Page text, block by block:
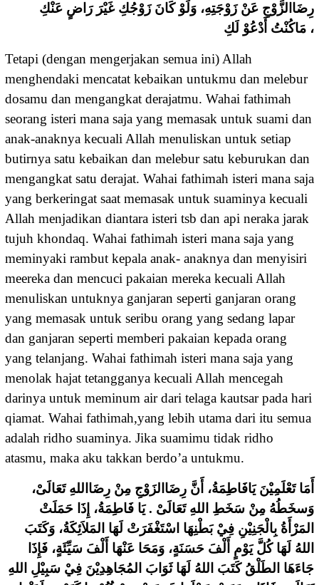
ﺭِﺿَﺎﺍﻟﺰَّﻭْﺝِ ﻋَﻦْ ﺯَﻭْﺟَﺘِﻪِ، ﻭَﻟَﻮْ ﻛَﺎﻥَ ﺯَﻭْﺟُﻚِ ﻏَﻴْﺮَ ﺭَﺍﺽٍ ﻋَﻨْﻚِ
ﻣَﺎﻛُﻨْﺖُ ﺃَﺩْﻋُﻮْ ﻟَﻚِ ،
Tetapi (dengan mengerjakan semua ini) Allah
menghendaki mencatat kebaikan untukmu dan melebur
dosamu dan mengangkat derajatmu. Wahai fathimah
seorang isteri mana saja yang memasak untuk suami dan
anak-anaknya kecuali Allah menuliskan untuk setiap
butirnya satu kebaikan dan melebur satu keburukan dan
mengangkat satu derajat. Wahai fathimah isteri mana saja
yang berkeringat saat memasak untuk suaminya kecuali
Allah menjadikan diantara isteri tsb dan api neraka jarak
tujuh khondaq. Wahai fathimah isteri mana saja yang
meminyaki rambut kepala anak- anaknya dan menyisiri
meereka dan mencuci pakaian mereka kecuali Allah
menuliskan untuknya ganjaran seperti ganjaran orang
yang memasak untuk seribu orang yang sedang lapar
dan ganjaran seperti memberi pakaian kepada orang
yang telanjang. Wahai fathimah isteri mana saja yang
menolak hajat tetangganya kecuali Allah mencegah
darinya untuk meminum air dari telaga kautsar pada hari
qiamat. Wahai fathimah,yang lebih utama dari itu semua
adalah ridho suaminya. Jika suamimu tidak ridho
atasmu, maka aku takkan berdo’a untukmu.
ﺃَﻣَﺎ ﺗَﻌْﻠَﻤِﻴْﻦَ ﻳَﺎﻓَﺎﻃِﻤَﺔُ، ﺃَﻥَّ ﺭِﺿَﺎﺍﻟﺰَﻭْﺝِ ﻣِﻦْ ﺭِﺿَﺎﺍﻟﻠﻪِ ﺗَﻌَﺎﻟَﻰْ،
ﻭَﺳﺨَﻄُﻪُ ﻣِﻦْ ﺳَﺨَﻂِ ﺍﻟﻠﻪِ ﺗَﻌَﺎﻟَﻰْ . ﻳَﺎ ﻓَﺎﻃِﻤَﺔُ، ﺇِﺫَﺍ ﺣَﻤَﻠَﺖْ
ﺍﻟﻤَﺮْﺃَﺓُ ﺑِﺎﻟْﺠَﻨِﻴْﻦِ ﻓِﻲْ ﺑَﻄْﻨِﻬَﺎ ﺍﺳْﺘَﻐْﻔَﺮَﺕْ ﻟَﻬَﺎ ﺍﻟﻤَﻼَﺋِﻜَﺔُ، ﻭَﻛَﺘَﺐَ
ﺍﻟﻠﻪُ ﻟَﻬَﺎ ﻛُﻞَّ ﻳَﻮْﻡٍ ﺃَﻟْﻒَ ﺣَﺴَﻨَﺔٍ، ﻭَﻣَﺤَﺎ ﻋَﻨْﻬَﺎ ﺃَﻟْﻒَ ﺳَﻴِّﺌَﺔٍ، ﻓَﺈِﺫَﺍ
ﺟَﺎﺀَﻫَﺎ ﺍﻟﻄَﻠْﻖُ ﻛَﺘَﺐَ ﺍﻟﻠﻪُ ﻟَﻬَﺎ ﺛَﻮَﺍﺏَ ﺍﻟﻤُﺠَﺎﻫِﺪِﻳْﻦَ ﻓِﻲْ ﺳَﺒِﻴْﻞِ ﺍﻟﻠﻪِ